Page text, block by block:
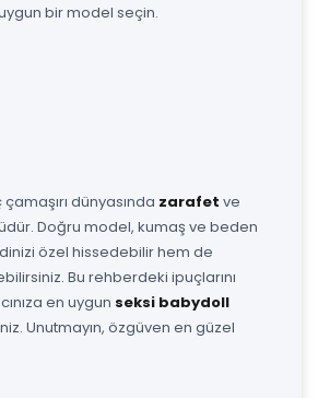
uygun bir model seçin.
dünyasında zarafet ve
Doğru model, kumaş ve beden
özel hissedebilir hem de
Bu rehberdeki ipuçlarını
en uygun seksi babydoll
Unutmayın, özgüven en güzel